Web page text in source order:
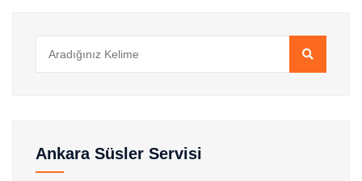
Ankara Süsler Servisi